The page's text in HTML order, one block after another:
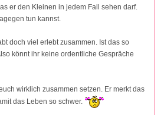
er den Kleinen in jedem Fall sehen darf.
tun kannst.
doch viel erlebt zusammen. Ist das so
könnt ihr keine ordentliche Gespräche
wirklich zusammen setzen. Er merkt das
das Leben so schwer.